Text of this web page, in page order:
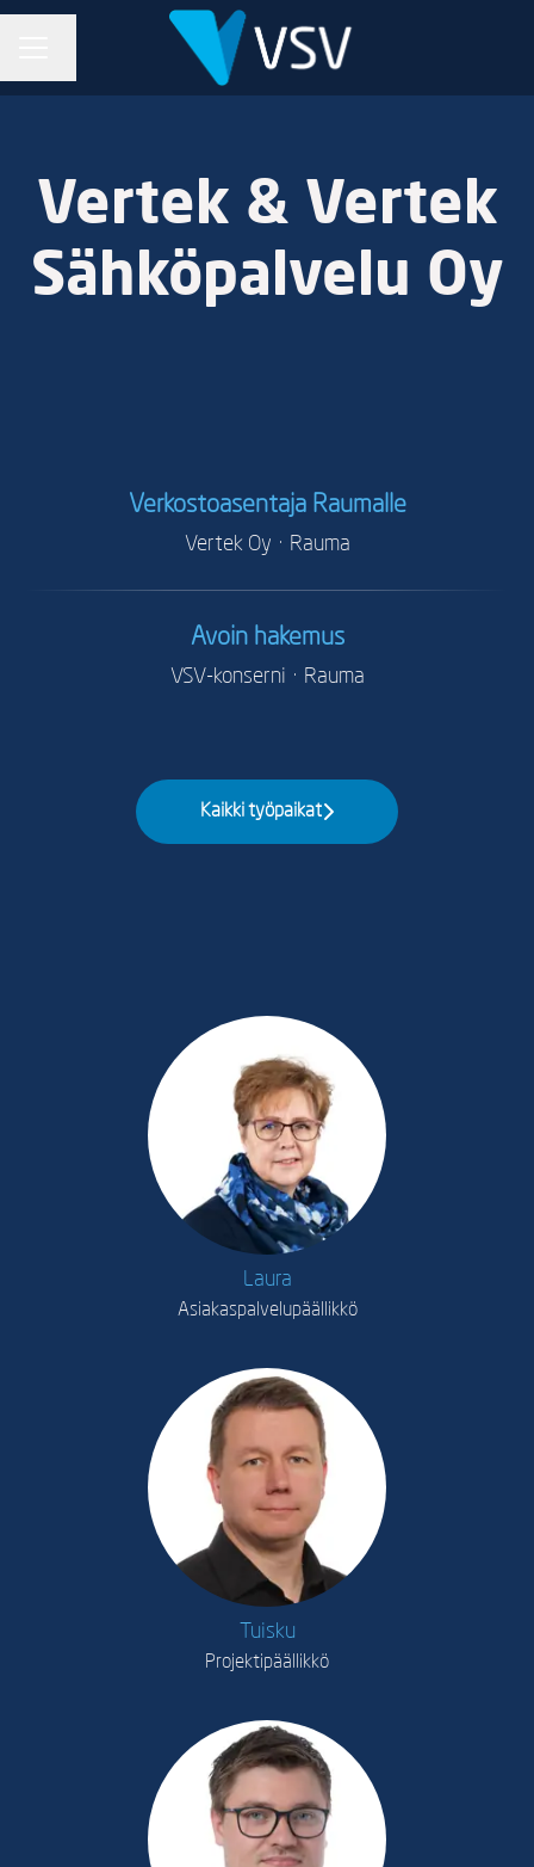
Vertek & Vertek
Sähköpalvelu Oy
Verkostoasentaja Raumalle
Vertek Oy · Rauma
Avoin hakemus
VSV-konserni · Rauma
Kaikki työpaikat
Laura
Asiakaspalvelupäällikkö
Tuisku
Projektipäällikkö